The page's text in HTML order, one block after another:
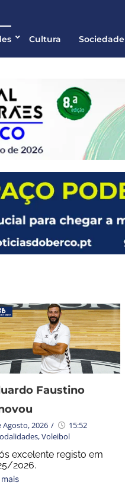
Cultura Sociedade
Faustino
Agosto, 2026 /
15:52
,Voleibol
excelente registo em
2026.